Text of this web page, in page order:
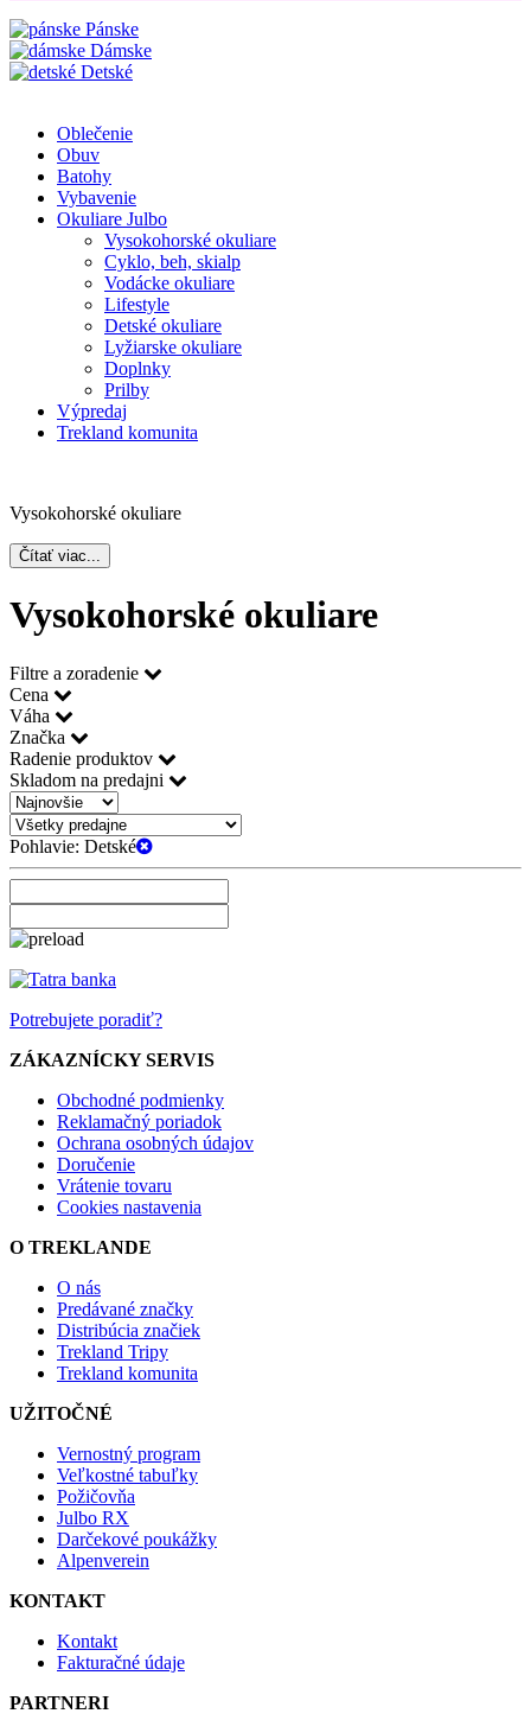
Pánske
Dámske
Detské
Oblečenie
Obuv
Batohy
Vybavenie
Okuliare Julbo
Vysokohorské okuliare
Cyklo, beh, skialp
Vodácke okuliare
Lifestyle
Detské okuliare
Lyžiarske okuliare
Doplnky
Prilby
Výpredaj
Trekland komunita
Vysokohorské okuliare
Čítať viac...
Vysokohorské okuliare
Filtre a zoradenie
Cena
Váha
Značka
Radenie produktov
Skladom na predajni
Pohlavie: Detské
Potrebujete poradiť?
ZÁKAZNÍCKY SERVIS
Obchodné podmienky
Reklamačný poriadok
Ochrana osobných údajov
Doručenie
Vrátenie tovaru
Cookies nastavenia
O TREKLANDE
O nás
Predávané značky
Distribúcia značiek
Trekland Tripy
Trekland komunita
UŽITOČNÉ
Vernostný program
Veľkostné tabuľky
Požičovňa
Julbo RX
Darčekové poukážky
Alpenverein
KONTAKT
Kontakt
Fakturačné údaje
PARTNERI